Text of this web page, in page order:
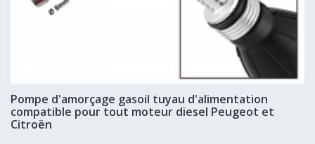
Pompe d'amorçage gasoil tuyau d'alimentation
compatible pour tout moteur diesel Peugeot et
Citroën